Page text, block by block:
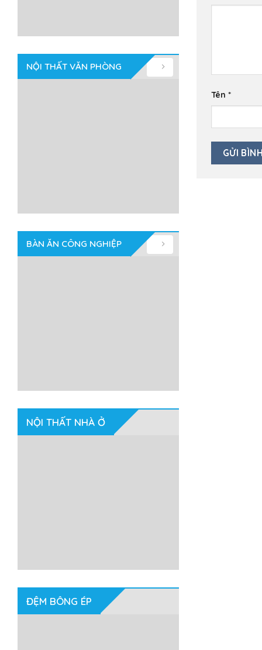
NỘI THẤT VĂN PHÒNG
BÀN ĂN CÔNG NGHIỆP
NỘI THẤT NHÀ Ở
ĐỆM BÔNG ÉP
Tên *